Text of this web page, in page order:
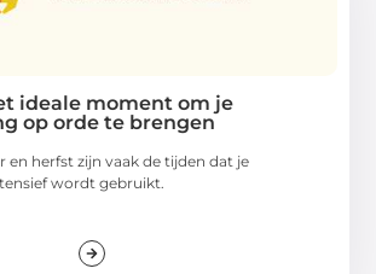
ideale moment om je
op orde te brengen
en herfst zijn vaak de tijden dat je
wordt gebruikt.